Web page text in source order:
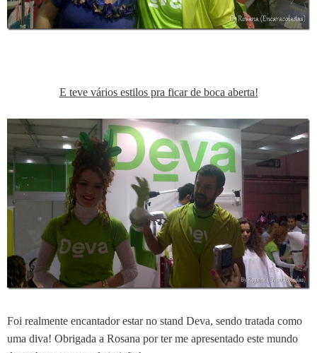
E teve vários estilos pra ficar de boca aberta!
Foi realmente encantador estar no stand Deva, sendo tratada como
uma diva! Obrigada a Rosana por ter me apresentado este mundo